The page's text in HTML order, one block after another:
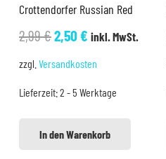
Crottendorfer Russian Red
2,99€Ursprünglicher
2,99 €
2,50€Aktueller
2,50 €.
inkl. MwSt.
zzgl. Versandkosten
Lieferzeit:2 - 5 Werktage
In den Warenkorb